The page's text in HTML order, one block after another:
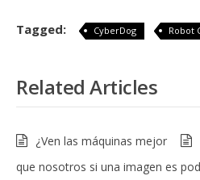
Tagged: CyberDog Robot
Related Articles
¿Ven las máquinas mejor
que nosotros si una imagen es